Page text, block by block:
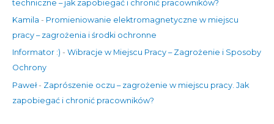
techniczne – jak zapobiegać i chronić pracowników?
Kamila - Promieniowanie elektromagnetyczne w miejscu
pracy – zagrożenia i środki ochronne
Informator :) - Wibracje w Miejscu Pracy – Zagrożenie i Sposoby
Ochrony
Paweł- Zaprószenie oczu – zagrożenie w miejscu pracy. Jak
zapobiegać i chronić pracowników?